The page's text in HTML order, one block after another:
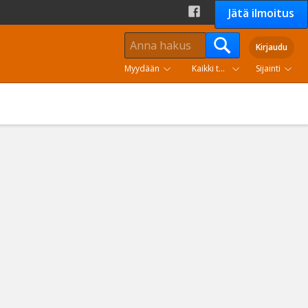
Jätä ilmoitus
Kirjaudu
Myydään
Kaikki tuoteryhmät Sijainti